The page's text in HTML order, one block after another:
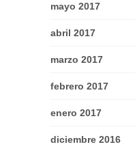
mayo 2017
abril 2017
marzo 2017
febrero 2017
enero 2017
diciembre 2016